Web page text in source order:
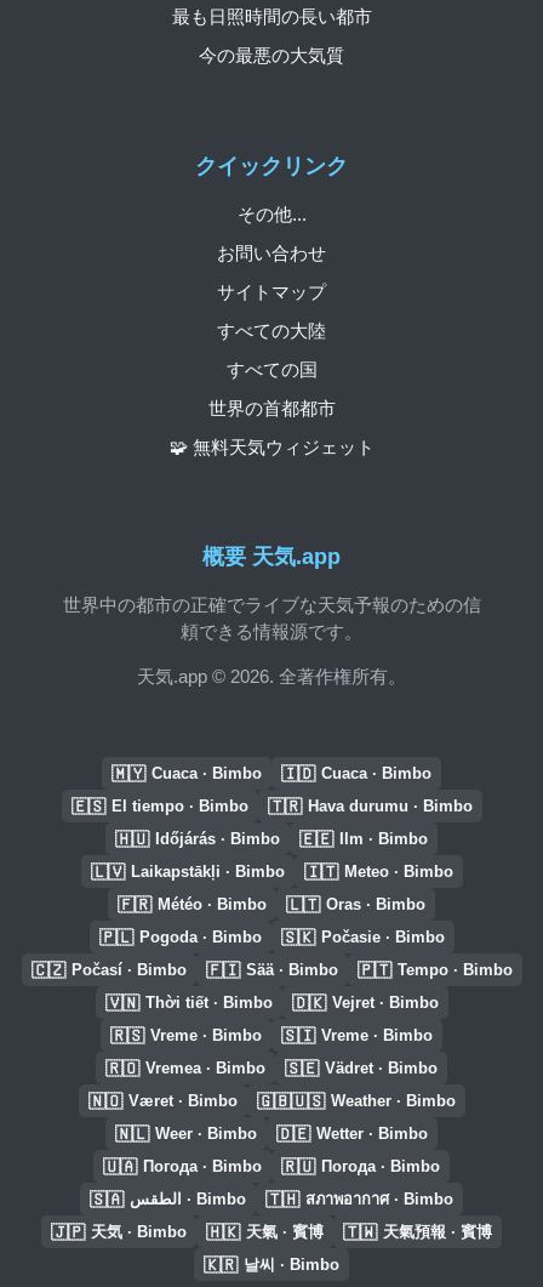
概要 天気.app
世界中の都市の正確でライブな天気予報のための信
頼できる情報源です。
天気.app © 2026. 全著作権所有。
クイックリンク
その他...
お問い合わせ
サイトマップ
すべての大陸
すべての国
世界の首都都市
🧩 無料天気ウィジェット
最も日照時間の長い都市
今の最悪の大気質
🇲🇾 Cuaca · Bimbo 🇮🇩 Cuaca · Bimbo
🇪🇸 El tiempo · Bimbo 🇹🇷 Hava durumu · Bimbo
🇭🇺 Időjárás · Bimbo 🇪🇪 Ilm · Bimbo
🇱🇻 Laikapstākļi · Bimbo 🇮🇹 Meteo · Bimbo
🇫🇷 Météo · Bimbo 🇱🇹 Oras · Bimbo
🇵🇱 Pogoda · Bimbo 🇸🇰 Počasie · Bimbo
🇨🇿 Počasí · Bimbo 🇫🇮 Sää · Bimbo 🇵🇹 Tempo · Bimbo
🇻🇳 Thời tiết · Bimbo 🇩🇰 Vejret · Bimbo
🇷🇸 Vreme · Bimbo 🇸🇮 Vreme · Bimbo
🇷🇴 Vremea · Bimbo 🇸🇪 Vädret · Bimbo
🇳🇴 Været · Bimbo 🇬🇧🇺🇸 Weather · Bimbo
🇳🇱 Weer · Bimbo 🇩🇪 Wetter · Bimbo
🇺🇦 Погода · Bimbo 🇷🇺 Погода · Bimbo
🇸🇦 الطقس · Bimbo 🇹🇭 สภาพอากาศ · Bimbo
🇯🇵 天気 · Bimbo 🇭🇰 天氣 · 賓博 🇹🇼 天氣預報 · 賓博
🇰🇷 날씨 · Bimbo